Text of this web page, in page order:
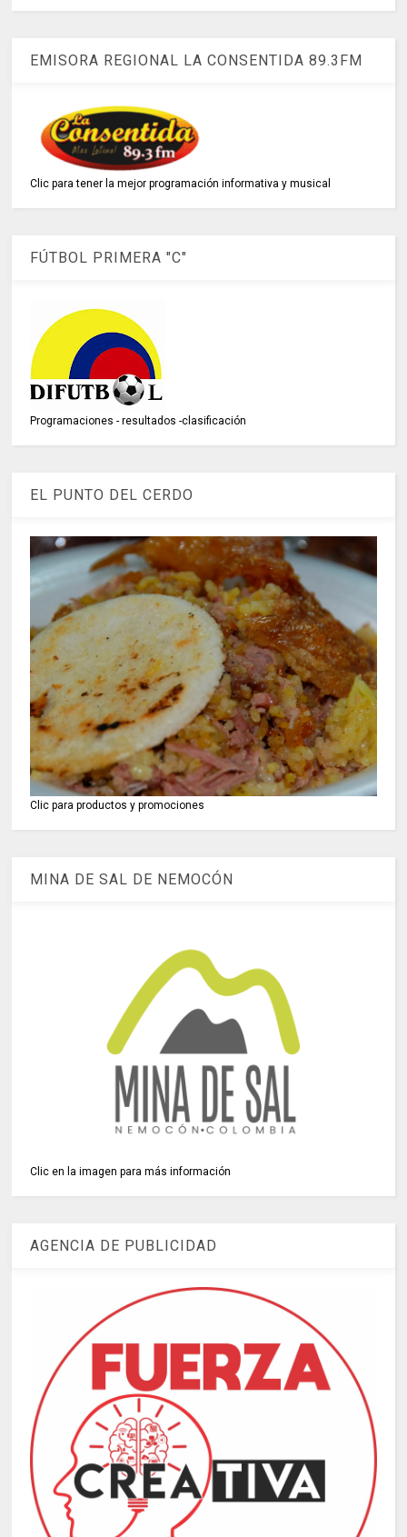
EMISORA REGIONAL LA CONSENTIDA 89.3FM
Clic para tener la mejor programación informativa y musical
FÚTBOL PRIMERA "C"
Programaciones - resultados -clasificación
EL PUNTO DEL CERDO
Clic para productos y promociones
MINA DE SAL DE NEMOCÓN
Clic en la imagen para más información
AGENCIA DE PUBLICIDAD